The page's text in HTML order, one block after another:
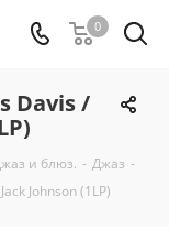
0
Davis /
и блюз. - Джаз -
Johnson (1LP)